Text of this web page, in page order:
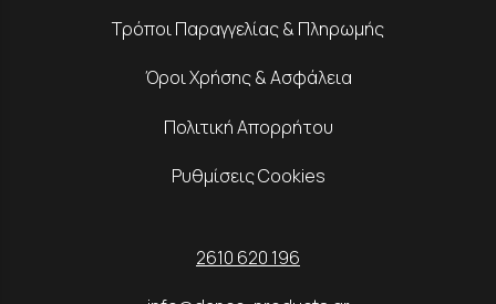
Τρόποι Παραγγελίας & Πληρωμής
Όροι Χρήσης & Ασφάλεια
Πολιτική Απορρήτου
Ρυθμίσεις Cookies
2610 620 196